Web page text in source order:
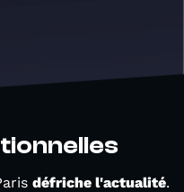
défriche l'actualité.